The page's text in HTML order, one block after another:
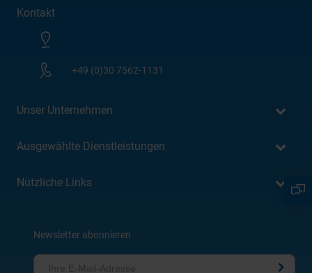
Kontakt
+49 (0)30 7562-1131
Unser Unternehmen
Ausgewählte Dienstleistungen
Nützliche Links
Newsletter abonnieren